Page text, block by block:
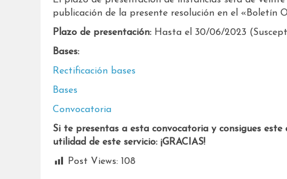
publicación de la presente resolución en el «Boletín
Plazo de presentación:Hasta el 30/06/2023
Bases:
Rectificación bases
Bases
Convocatoria
Si te presentas a esta convocatoria y consigues
utilidad de este servicio: ¡GRACIAS!
Post Views: 108